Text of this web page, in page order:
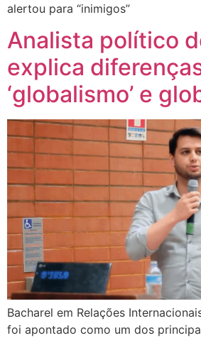
alertou para “inimigos”
Analista político
explica
‘globalismo’ e
Bacharel em Relações
foi apontado como um dos